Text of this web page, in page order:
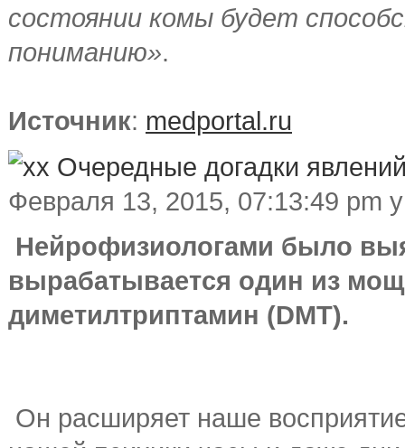
состоянии комы будет
пониманию».
Источник: medportal.ru
Очередные догадки
Февраля 13, 2015, 07:13:49 pm
Нейрофизиологами было
вырабатывается один из
диметилтриптамин (DMT).
Он расширяет наше